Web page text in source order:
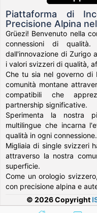
Piattaforma di
Precisione Alpina
Grüezi! Benvenuto nella
connessioni di qualità.
dall'innovazione di Zurigo
i valori svizzeri di qualità,
Che tu sia nel governo di
comunità montane
compatibili che
partnership significative.
Sperimenta la nostra
multilingue che incarna
qualità in ogni connessione.
Migliaia di single svizzeri
attraverso la nostra
superficie.
Come un orologio
con precisione alpina e
© 2026 Copyright